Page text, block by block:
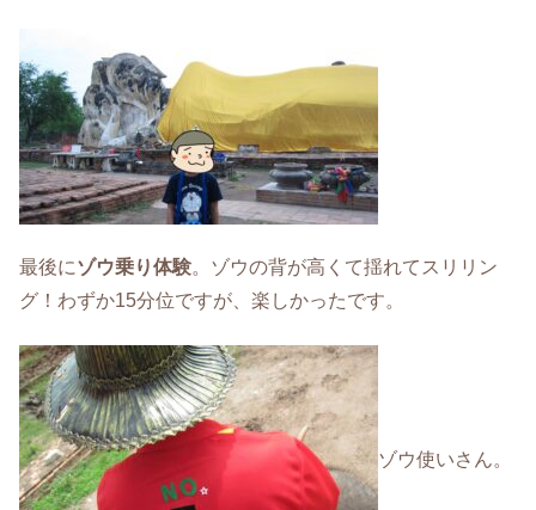
最後にゾウ乗り体験。ゾウの背が高くて揺れてスリリン
グ！わずか15分位ですが、楽しかったです。
ゾウ使いさん。